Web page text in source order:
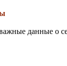
данные о